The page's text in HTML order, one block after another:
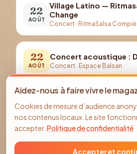
22
AOÛT
Village Latino —
Change
Concert · RitmaSalsa
22
AOÛT
Concert acoustique :
Concert · Espace Balsan
28
Soirée salsa —
Nautic (août)
Concert·RitmaSalsa
Aidez-nous à faire vivre le
Cookies de mesure d’audience
nos contenus locaux. Le site
accepter. Politique de confidentialité
Accepter et